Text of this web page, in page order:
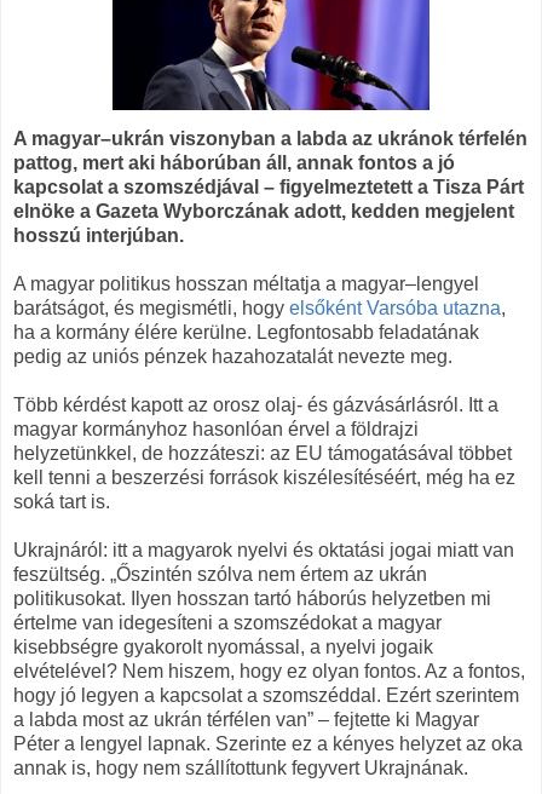
A magyar–ukrán viszonyban a labda az ukránok térfelén
pattog, mert aki háborúban áll, annak fontos a jó
kapcsolat a szomszédjával – figyelmeztetett a Tisza Párt
elnöke a Gazeta Wyborczának adott, kedden megjelent
hosszú interjúban.
A magyar politikus hosszan méltatja a magyar–lengyel
barátságot, és megismétli, hogy elsőként Varsóba utazna,
ha a kormány élére kerülne. Legfontosabb feladatának
pedig az uniós pénzek hazahozatalát nevezte meg.
Több kérdést kapott az orosz olaj- és gázvásárlásról. Itt a
magyar kormányhoz hasonlóan érvel a földrajzi
helyzetünkkel, de hozzáteszi: az EU támogatásával többet
kell tenni a beszerzési források kiszélesítéséért, még ha ez
soká tart is.
Ukrajnáról: itt a magyarok nyelvi és oktatási jogai miatt van
feszültség. „Őszintén szólva nem értem az ukrán
politikusokat. Ilyen hosszan tartó háborús helyzetben mi
értelme van idegesíteni a szomszédokat a magyar
kisebbségre gyakorolt nyomással, a nyelvi jogaik
elvételével? Nem hiszem, hogy ez olyan fontos. Az a fontos,
hogy jó legyen a kapcsolat a szomszéddal. Ezért szerintem
a labda most az ukrán térfélen van” – fejtette ki Magyar
Péter a lengyel lapnak. Szerinte ez a kényes helyzet az oka
annak is, hogy nem szállítottunk fegyvert Ukrajnának.